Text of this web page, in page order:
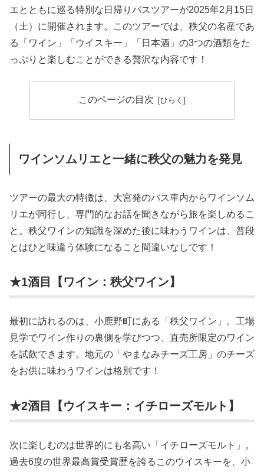
エとともに巡る特別な日帰りバスツアーが2025年2月15日
（土）に開催されます。このツアーでは、秩父の名産であ
る「ワイン」「ウイスキー」「日本酒」の3つの酒類をた
っぷりと楽しむことができる贅沢な内容です！
このページの目次
ワインソムリエと一緒に秩父の魅力を発見
ツアーの最大の特徴は、大宮発のバス車内からワインソム
リエが同行し、専門的なお話を聞きながら旅を楽しめるこ
と。秩父ワインの知識を深めた後に味わうワインは、普段
とはひと味違う体験になること間違いなしです！
★1酒目【ワイン：秩父ワイン】
最初に訪れるのは、小鹿野町にある「秩父ワイン」。工場
見学でワイン作りの裏側を学びつつ、直売所限定のワイン
を試飲できます。地元の「やまなみチーズ工房」のチーズ
をお供に味わうワインは格別です！
★2酒目【ウイスキー：イチローズモルト】
次に楽しむのは世界的にも名高い「イチローズモルト」。
過去6度の世界最高賞受賞歴を誇るこのウイスキーを、小